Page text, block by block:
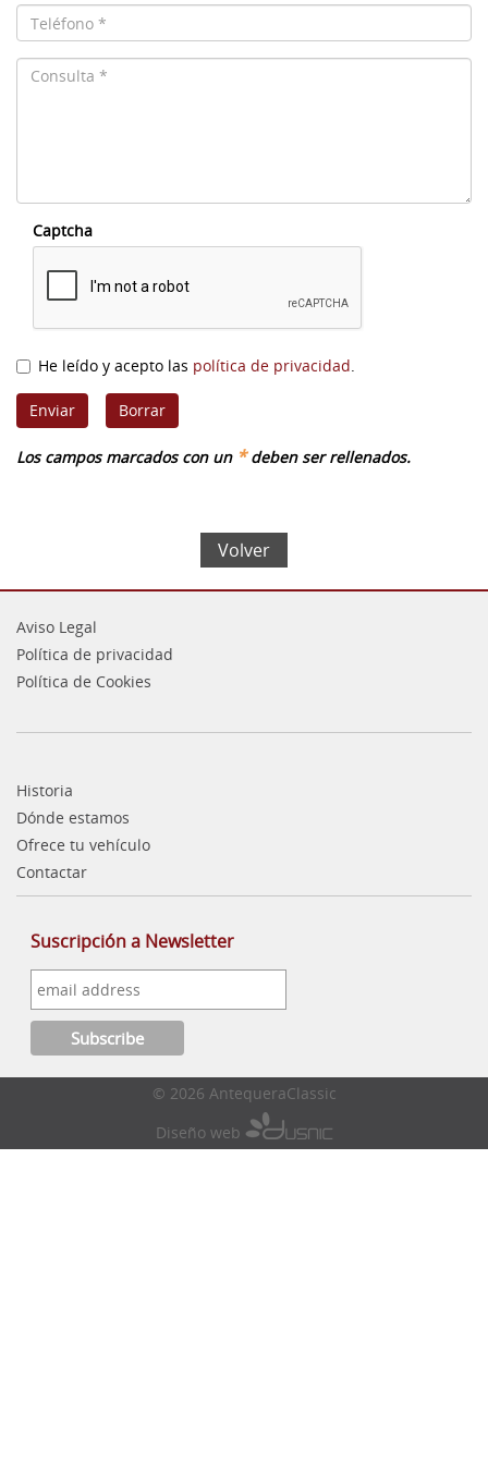
Captcha
He leído y acepto las política de privacidad.
Los campos marcados con un *deben ser rellenados.
Volver
Aviso Legal
Política de privacidad
Política de Cookies
Historia
Dónde estamos
Ofrece tu vehículo
Contactar
Suscripción a Newsletter
© 2026 AntequeraClassic
Diseño web